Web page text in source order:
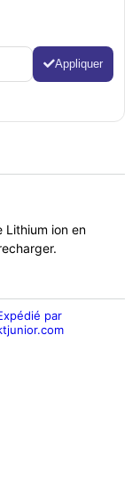
Appliquer
Lithium ion en
par